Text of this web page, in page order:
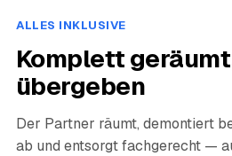
ALLES INKLUSIVE
Komplett
übergeben
Der Partner räumt, demontiert
ab und entsorgt fachgerecht —